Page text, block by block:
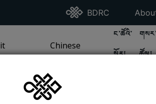
Go To BDRC
BDRC Go
PAGE TRADITION
GO TOCHINESE TRADITION
Chinese
GO TO
ང་ཚོའི་
སྐོར།
GO
ཚོལ།